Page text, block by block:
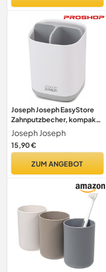
Joseph Joseph EasyStore
Zahnputzbecher, kompakt,
Behälter,
Badezimmeraufbewahrung
, Weiß/Grau Grau/Weiß
Joseph Joseph
15,90 €
ZUM ANGEBOT